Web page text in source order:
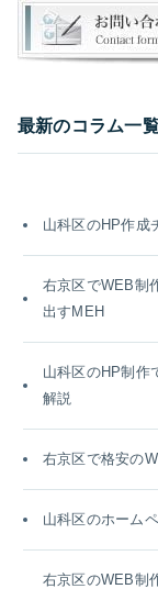
最新のコラム一
山科区のHP作成
右京区でWEB制
出すMEH
山科区のHP制作
解説
右京区で格安の
山科区のホーム
右京区のWEB制